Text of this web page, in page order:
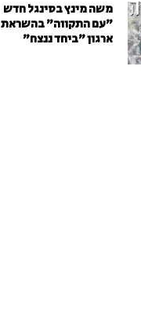
משה מינץ בסינגל חדש
״עם התקווה״ בהשראת
ארגון "ביחד ננצח"